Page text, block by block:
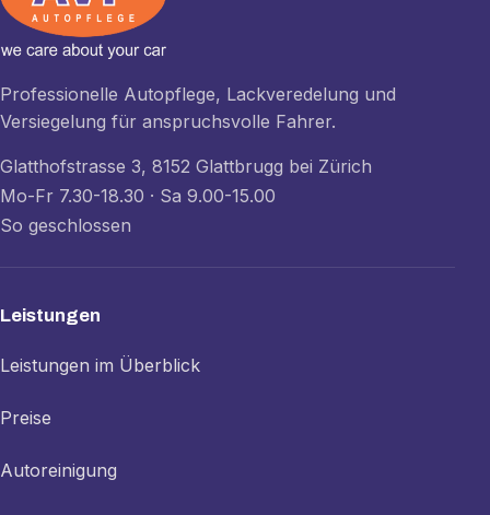
Professionelle Autopflege, Lackveredelung und
Versiegelung für anspruchsvolle Fahrer.
Glatthofstrasse 3, 8152 Glattbrugg bei Zürich
Mo-Fr 7.30-18.30 · Sa 9.00-15.00
So geschlossen
Leistungen
Leistungen im Überblick
Preise
Autoreinigung